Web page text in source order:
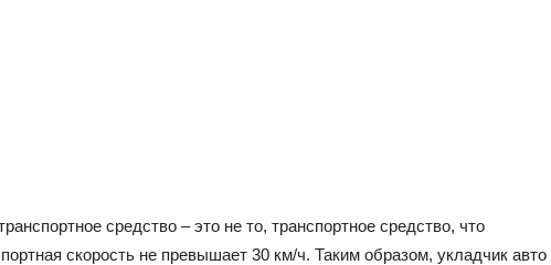
средство – это не то, транспортное средство, что
скорость не превышает 30 км/ч. Таким образом, укладчик авто